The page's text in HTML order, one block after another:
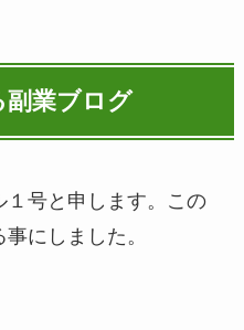
副業ブログ
１号と申します。この
にしました。